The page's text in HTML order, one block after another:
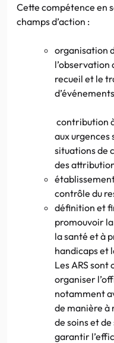
Cette compétence en
champs d’action :
organisation
l’observation
recueil et le
contribution
aux urgences
situations de
des
contrôle du
définition et
promouvoir
la santé et à
handicaps et
Les ARS
organiser
notamment
de manière à
de soins et
garantir